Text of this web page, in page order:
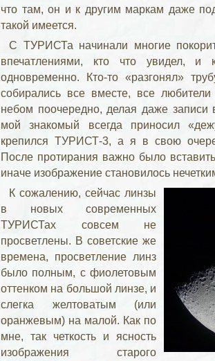
что там, он и к другим маркам даже
такой имеется.
С ТУРИСТа начинали многие
впечатлениями, кто что увидел, и
одновременно. Кто-то «разгонял»
собирались все вместе, все
небом поочередно, делая даже записи
мой знакомый всегда приносил
крепился ТУРИСТ-3, а я в свою
После протирания важно было
иначе изображение становилось
К сожалению, сейчас линзы
в новых современных
ТУРИСТах совсем не
просветлены. В советские же
времена, просветление линз
было полным, с фиолетовым
оттенком на большой линзе, и
слегка желтоватым (или
оранжевым) на малой. Как по
мне, так четкость и ясность
изображения старого